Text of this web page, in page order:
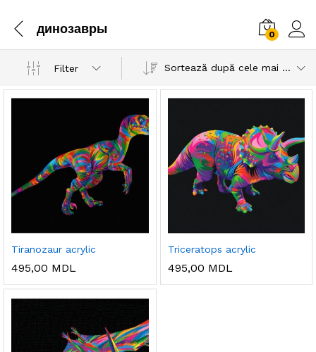
динозавры 0
Filter Sortează după cele mai recente
Tiranozaur acrylic
495,00 MDL
Triceratops acrylic
495,00 MDL